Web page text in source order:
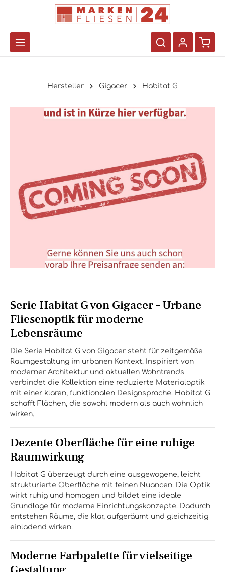
Hersteller Gigacer Habitat G
Serie Habitat G von Gigacer – Urbane
Fliesenoptik für moderne
Lebensräume
Die Serie Habitat G von Gigacer steht für zeitgemäße
Raumgestaltung im urbanen Kontext. Inspiriert von
moderner Architektur und aktuellen Wohntrends
verbindet die Kollektion eine reduzierte Materialoptik
mit einer klaren, funktionalen Designsprache. Habitat G
schafft Flächen, die sowohl modern als auch wohnlich
wirken.
Dezente Oberfläche für eine ruhige
Raumwirkung
Habitat G überzeugt durch eine ausgewogene, leicht
strukturierte Oberfläche mit feinen Nuancen. Die Optik
wirkt ruhig und homogen und bildet eine ideale
Grundlage für moderne Einrichtungskonzepte. Dadurch
entstehen Räume, die klar, aufgeräumt und gleichzeitig
einladend wirken.
Moderne Farbpalette für vielseitige